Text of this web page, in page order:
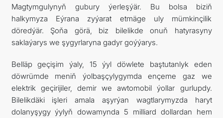
Magtymgulynyň gubury ýerleşýär. Bu bolsa biziň
halkymyza Eýrana zyýarat etmäge uly mümkinçilik
döredýär. Şoňa görä, biz bilelikde onuň hatyrasyny
saklaýarys we şygyrlaryna gadyr goýýarys.
Belläp geçişim ýaly, 15 ýyl döwlete baştutanlyk eden
döwrümde meniň ýolbaşçylygymda ençeme gaz we
elektrik geçirijiler, demir we awtomobil ýollar gurlupdy.
Bilelikdäki işleri amala aşyrýan wagtlarymyzda haryt
dolanyşygy ýylyň dowamynda 5 milliard dollardan hem